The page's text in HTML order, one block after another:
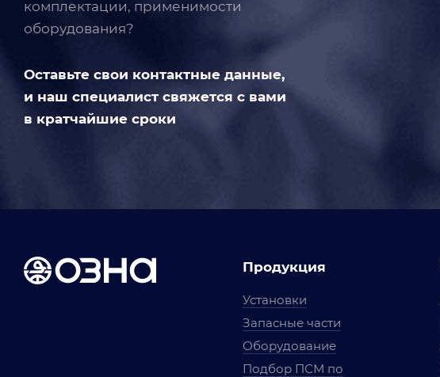
комплектации, применимости
оборудования?
Оставьте свои контактные данные,
и наш специалист свяжется с вами
в кратчайшие сроки
Продукция
Установки
Запасные части
Оборудование
Подбор ПСМ по